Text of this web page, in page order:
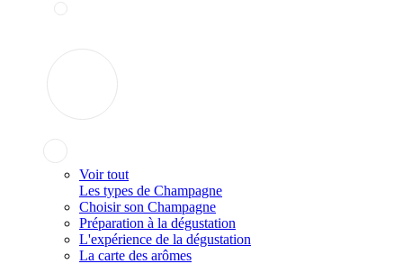
Voir tout
Les types de Champagne
Choisir son Champagne
Préparation à la dégustation
L'expérience de la dégustation
La carte des arômes